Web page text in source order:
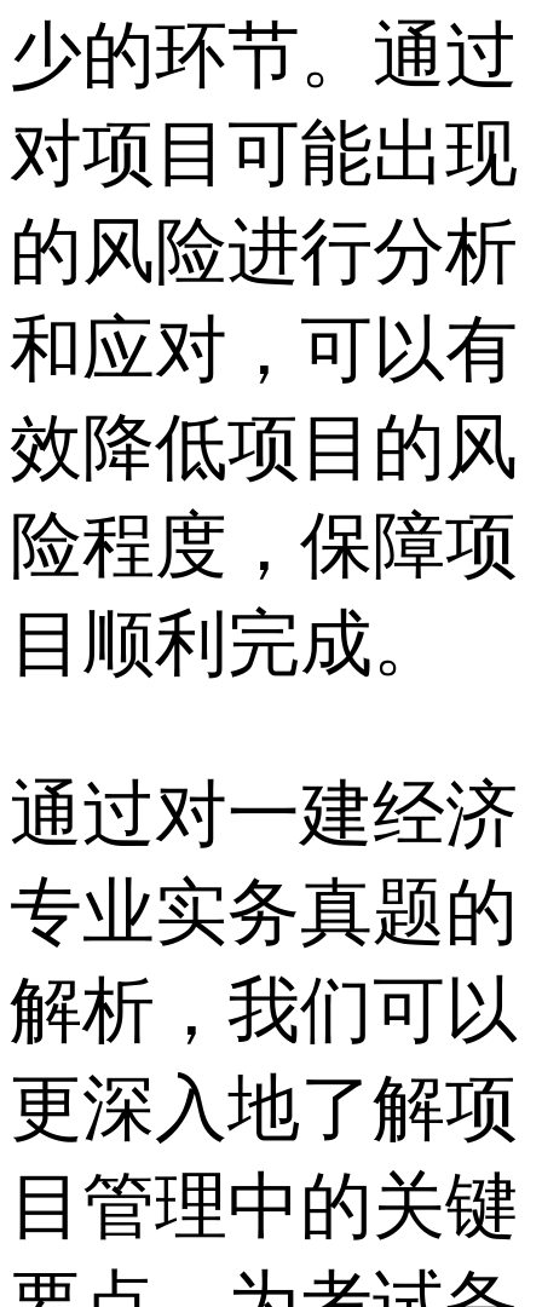
少的环节。通过
对项目可能出现
的风险进行分析
和应对，可以有
效降低项目的风
险程度，保障项
目顺利完成。
通过对一建经济
专业实务真题的
解析，我们可以
更深入地了解项
目管理中的关键